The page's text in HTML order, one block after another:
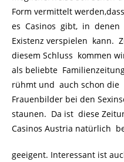
Form vermittelt werden,dass
es Casinos gibt, in denen
Existenz verspielen kann.
diesem Schluss kommen
als beliebte
rühmt und auch schon
Frauenbilder bei den
staunen. Da ist diese
Casinos Austria natürlich
geeigent. Interessant ist